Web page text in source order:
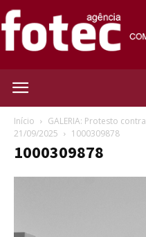
Início
GALERIA: Protesto
21/09/2025
1000309878
1000309878